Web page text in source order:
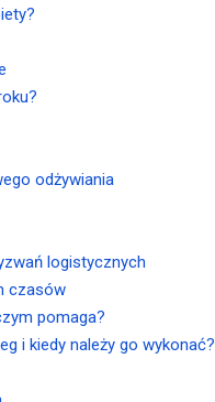
odżywiania
logistycznych
czasów
pomaga?
i kiedy należy go wykonać?